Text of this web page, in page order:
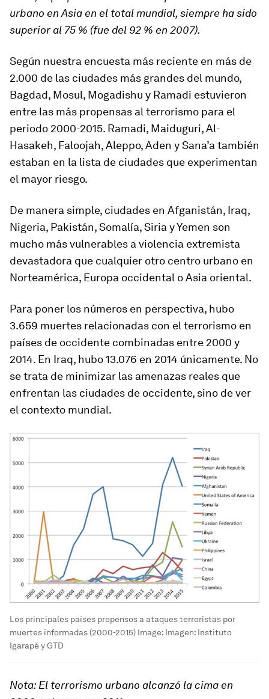
urbano en Asia en el total mundial, siempre ha sido
superior al 75 % (fue del 92 % en 2007).
Según nuestra encuesta más reciente en más de
2.000 de las ciudades más grandes del mundo,
Bagdad, Mosul, Mogadishu y Ramadi estuvieron
entre las más propensas al terrorismo para el
periodo 2000-2015. Ramadi, Maiduguri, Al-
Hasakeh, Faloojah, Aleppo, Aden y Sana’a también
estaban en la lista de ciudades que experimentan
el mayor riesgo.
De manera simple, ciudades en Afganistán, Iraq,
Nigeria, Pakistán, Somalía, Siria y Yemen son
mucho más vulnerables a violencia extremista
devastadora que cualquier otro centro urbano en
Norteamérica, Europa occidental o Asia oriental.
Para poner los números en perspectiva, hubo
3.659 muertes relacionadas con el terrorismo en
países de occidente combinadas entre 2000 y
2014. En Iraq, hubo 13.076 en 2014 únicamente. No
se trata de minimizar las amenazas reales que
enfrentan las ciudades de occidente, sino de ver
el contexto mundial.
Los principales países propensos a ataques terroristas por
muertes informadas (2000-2015) Image: Imagen: Instituto
Igarapé y GTD
Nota: El terrorismo urbano alcanzó la cima en